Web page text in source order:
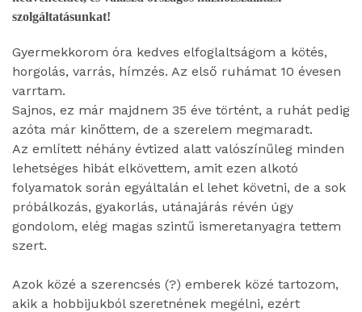
szolgáltatásunkat!
Gyermekkorom óra kedves elfoglaltságom a kötés,
horgolás, varrás, hímzés. Az első ruhámat 10 évesen
varrtam.
Sajnos, ez már majdnem 35 éve történt, a ruhát pedig
azóta már kinőttem, de a szerelem megmaradt.
Az említett néhány évtized alatt valószínűleg minden
lehetséges hibát elkövettem, amit ezen alkotó
folyamatok során egyáltalán el lehet követni, de a sok
próbálkozás, gyakorlás, utánajárás révén úgy
gondolom, elég magas szintű ismeretanyagra tettem
szert.
Azok közé a szerencsés (?) emberek közé tartozom,
akik a hobbijukból szeretnének megélni, ezért